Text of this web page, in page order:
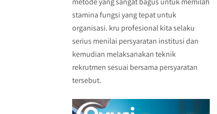
stamina fungsi yang tepat untuk
organisasi. kru profesional kita selaku
serius menilai persyaratan institusi dan
kemudian melaksanakan teknik
rekrutmen sesuai bersama persyaratan
tersebut.